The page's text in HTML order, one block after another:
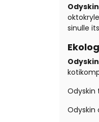
sinulle
Odyskin
Odyskin
Odyskin